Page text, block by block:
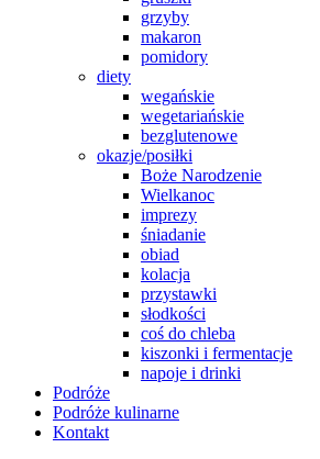
grzyby
makaron
pomidory
diety
wegańskie
wegetariańskie
bezglutenowe
okazje/posiłki
Boże Narodzenie
Wielkanoc
imprezy
śniadanie
obiad
kolacja
przystawki
słodkości
coś do chleba
kiszonki i fermentacje
napoje i drinki
Podróże
Podróże kulinarne
Kontakt